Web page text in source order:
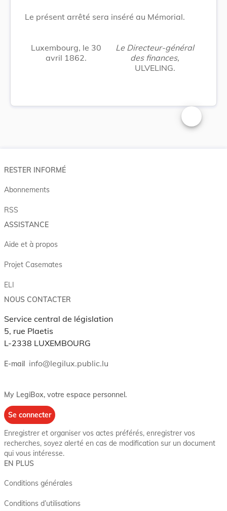
Le présent arrêté sera inséré au Mémorial.
Luxembourg, le 30
avril 1862.
Le Directeur-général
des finances,
ULVELING.
Changer la
RESTER INFORMÉ
Abonnements
RSS
ASSISTANCE
Aide et à propos
Projet Casemates
ELI
NOUS CONTACTER
Service central de législation
5, rue Plaetis
L-2338 LUXEMBOURG
E-mail info@legilux.public.lu
My LegiBox, votre espace personnel.
Se connecter
Enregistrer et organiser vos actes préférés, enregistrer vos
recherches, soyez alerté en cas de modification sur un document
qui vous intéresse.
EN PLUS
Conditions générales
Conditions d’utilisations